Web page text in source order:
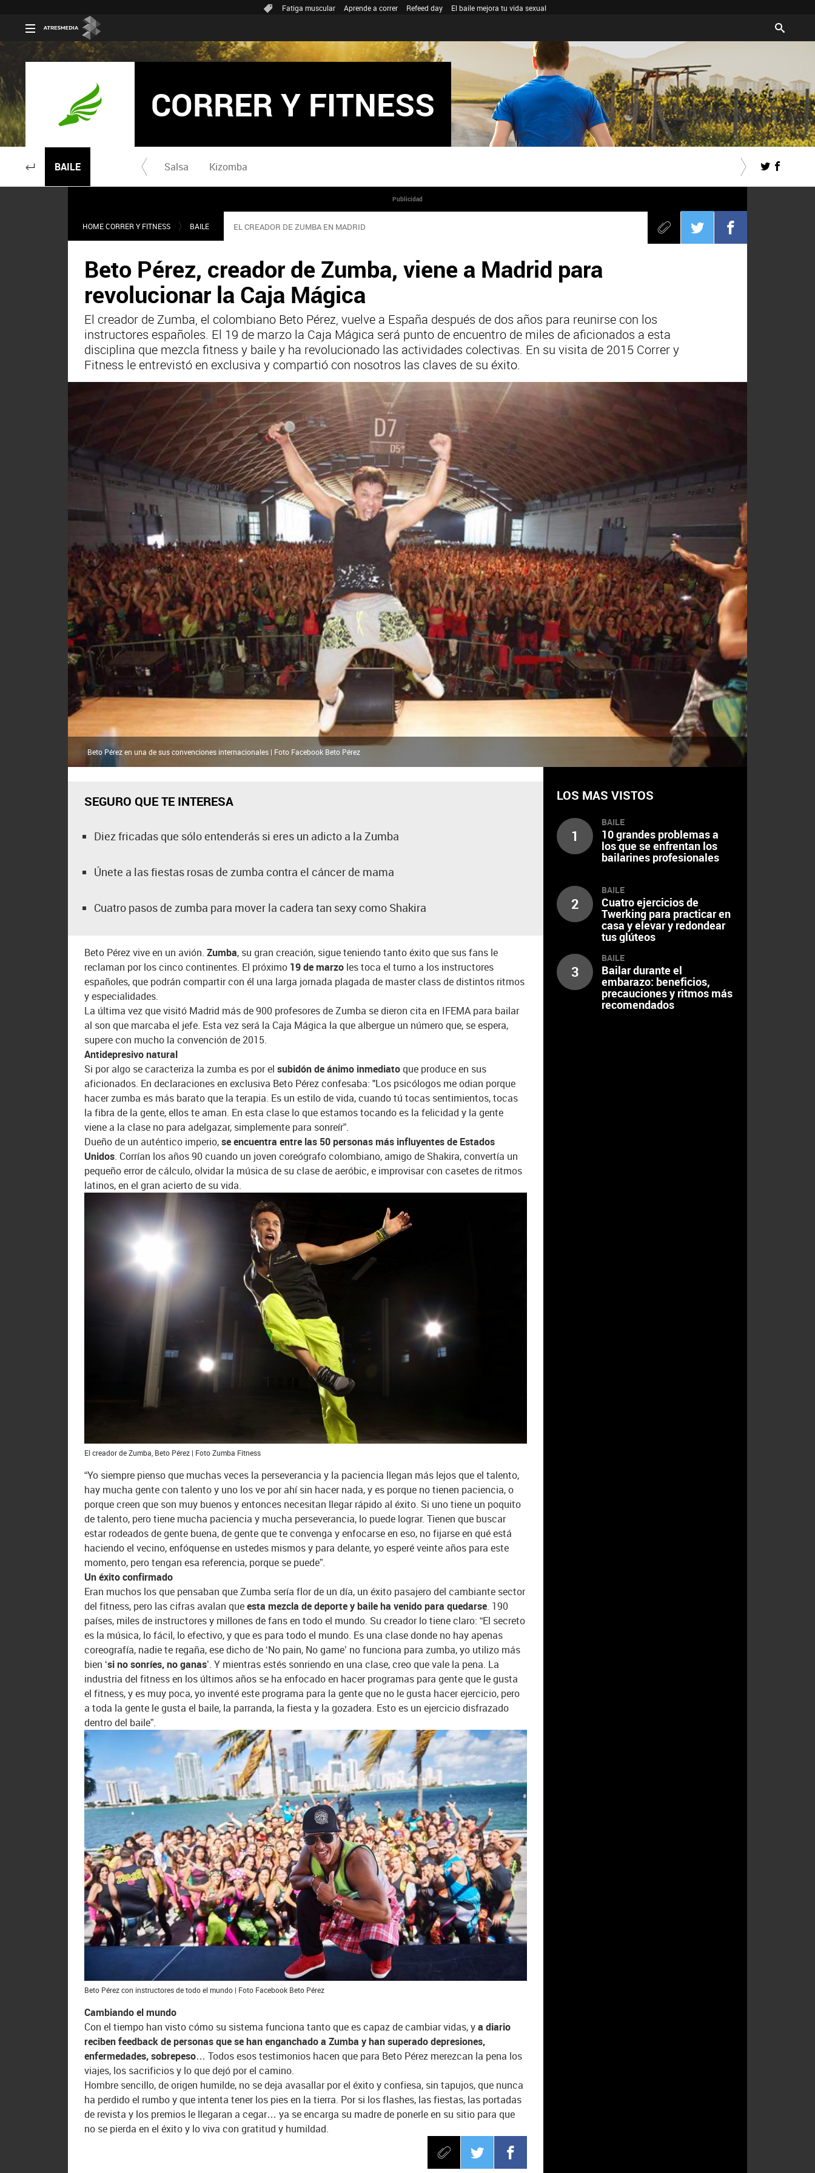
Fatiga muscular Aprende a correr Refeed day El baile mejora tu vida sexual
CORRER Y FITNESS
BAILE Salsa Kizomba
Publicidad
HOME CORRER Y FITNESS BAILE EL CREADOR DE ZUMBA EN MADRID
Beto Pérez, creador de Zumba, viene a Madrid para
revolucionar la Caja Mágica
El creador de Zumba, el colombiano Beto Pérez, vuelve a España después de dos años para reunirse con los
instructores españoles. El 19 de marzo la Caja Mágica será punto de encuentro de miles de aficionados a esta
disciplina que mezcla fitness y baile y ha revolucionado las actividades colectivas. En su visita de 2015 Correr y
Fitness le entrevistó en exclusiva y compartió con nosotros las claves de su éxito.
Beto Pérez en una de sus convenciones internacionales | Foto Facebook Beto Pérez
SEGURO QUE TE INTERESA
Diez fricadas que sólo entenderás si eres un adicto a la Zumba
Únete a las fiestas rosas de zumba contra el cáncer de mama
Cuatro pasos de zumba para mover la cadera tan sexy como Shakira
Beto Pérez vive en un avión.Zumba, su gran creación, sigue teniendo tanto éxito que sus fans le
reclaman por los cinco continentes. El próximo 19 de marzo les toca el turno a los instructores
españoles, que podrán compartir con él una larga jornada plagada de master class de distintos ritmos
y especialidades.
La última vez que visitó Madrid más de 900 profesores de Zumba se dieron cita en IFEMA para bailar
al son que marcaba el jefe. Esta vez será la Caja Mágica la que albergue un número que, se espera,
supere con mucho la convención de 2015.
Antidepresivo natural
Si por algo se caracteriza la zumba es por elsubidón de ánimo inmediatoque produce en sus
aficionados. En declaraciones en exclusiva Beto Pérez confesaba: "Los psicólogos me odian porque
hacer zumba es más barato que la terapia. Es un estilo de vida, cuando tú tocas sentimientos, tocas
la fibra de la gente, ellos te aman. En esta clase lo que estamos tocando es la felicidad y la gente
viene a la clase no para adelgazar, simplemente para sonreír”.
Dueño de un auténtico imperio,se encuentra entre las 50 personas más influyentes de Estados
Unidos. Corrían los años 90 cuando un joven coreógrafo colombiano, amigo de Shakira, convertía un
pequeño error de cálculo, olvidar la música de su clase de aeróbic, e improvisar con casetes de ritmos
latinos, en el gran acierto de su vida.
El creador de Zumba, Beto Pérez | Foto Zumba Fitness
“Yo siempre pienso que muchas veces la perseverancia y la paciencia llegan más lejos que el talento,
hay mucha gente con talento y uno los ve por ahí sin hacer nada, y es porque no tienen paciencia, o
porque creen que son muy buenos y entonces necesitan llegar rápido al éxito. Si uno tiene un poquito
de talento, pero tiene mucha paciencia y mucha perseverancia, lo puede lograr. Tienen que buscar
estar rodeados de gente buena, de gente que te convenga y enfocarse en eso, no fijarse en qué está
haciendo el vecino, enfóquense en ustedes mismos y para delante, yo esperé veinte años para este
momento, pero tengan esa referencia, porque se puede”.
Un éxito confirmado
Eran muchos los que pensaban que Zumba sería flor de un día, un éxito pasajero del cambiante sector
del fitness, pero las cifras avalan queesta mezcla de deporte y baile ha venido para quedarse. 190
países, miles de instructores y millones de fans en todo el mundo. Su creador lo tiene claro: “El secreto
es la música, lo fácil, lo efectivo, y que es para todo el mundo. Es una clase donde no hay apenas
coreografía, nadie te regaña, ese dicho de ‘No pain, No game’ no funciona para zumba, yo utilizo más
bien ‘si no sonríes, no ganas’. Y mientras estés sonriendo en una clase, creo que vale la pena. La
industria del fitness en los últimos años se ha enfocado en hacer programas para gente que le gusta
el fitness, y es muy poca, yo inventé este programa para la gente que no le gusta hacer ejercicio, pero
a toda la gente le gusta el baile, la parranda, la fiesta y la gozadera. Esto es un ejercicio disfrazado
dentro del baile”.
Beto Pérez con instructores de todo el mundo | Foto Facebook Beto Pérez
Cambiando el mundo
Con el tiempo han visto cómo su sistema funciona tanto que es capaz de cambiar vidas, ya diario
reciben feedback de personas que se han enganchado a Zumba y han superado depresiones,
enfermedades, sobrepeso… Todos esos testimonios hacen que para Beto Pérez merezcan la pena los
viajes, los sacrificios y lo que dejó por el camino.
Hombre sencillo, de origen humilde, no se deja avasallar por el éxito y confiesa, sin tapujos, que nunca
ha perdido el rumbo y que intenta tener los pies en la tierra. Por si los flashes, las fiestas, las portadas
de revista y los premios le llegaran a cegar… ya se encarga su madre de ponerle en su sitio para que
no se pierda en el éxito y lo viva con gratitud y humildad.
LOS MAS VISTOS
1
BAILE
10 grandes problemas a
los que se enfrentan los
bailarines profesionales
2
BAILE
Cuatro ejercicios de
Twerking para practicar en
casa y elevar y redondear
tus glúteos
3
BAILE
Bailar durante el
embarazo: beneficios,
precauciones y ritmos más
recomendados